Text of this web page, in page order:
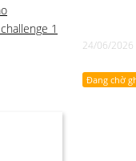
1
24/06/2026
Đang chờ